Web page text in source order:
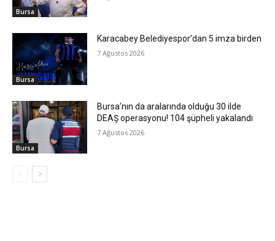
Bursa
Bursa
Karacabey Belediyespor’dan 5 imza birden
7 Ağustos 2026
Bursa
Bursa’nın da aralarında olduğu 30 ilde
DEAŞ operasyonu! 104 şüpheli yakalandı
7 Ağustos 2026